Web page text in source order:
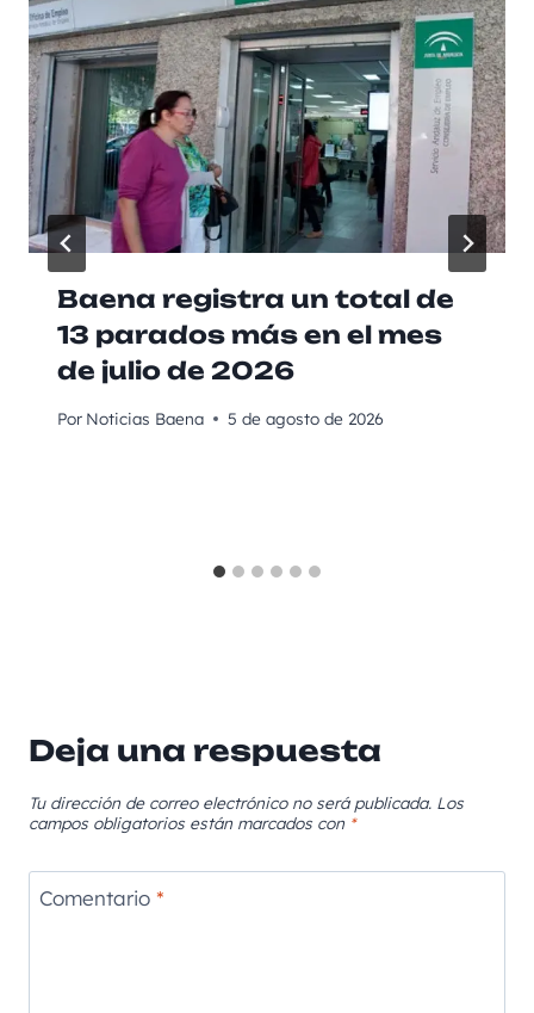
Baena registra un total de
13 parados más en el mes
de julio de 2026
Por Noticias Baena 5 de agosto de 2026
Deja una respuesta
Tu dirección de correo electrónico no será publicada. Los
campos obligatorios están marcados con *
Comentario *